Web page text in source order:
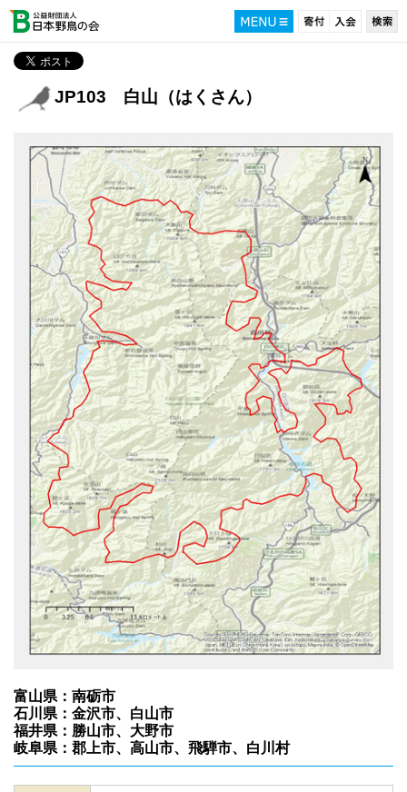
JP103 白山（はくさん）
富山県：南砺市
石川県：金沢市、白山市
福井県：勝山市、大野市
岐阜県：郡上市、高山市、飛騨市、白川村